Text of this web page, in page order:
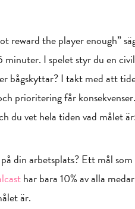
reward the player enough”
minuter. I spelet styr du en
bågskyttar? I takt med att
prioritering får
du vet hela tiden vad målet
din arbetsplats? Ett mål
har bara 10% av alla
är.